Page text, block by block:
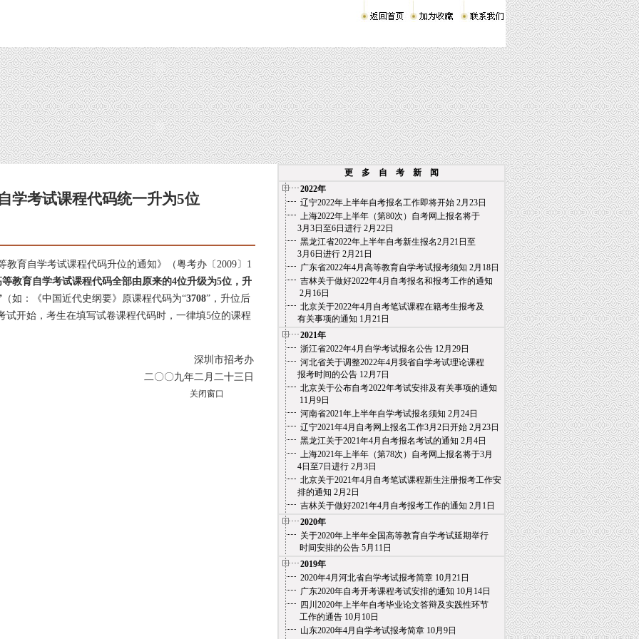
学考试课程代码统一升为5位
自学考试课程代码升位的通知》（粤考办〔2009〕1
教育自学考试课程代码全部由原来的4位升级为5位，升
（如：《中国近代史纲要》原课程代码为“3708”，升位后
试开始，考生在填写试卷课程代码时，一律填5位的课程
深圳市招考办
二〇〇九年二月二十三日
关闭窗口
更 多 自 考 新 闻
2022年
辽宁2022年上半年自考报名工作即将开始2月23日
上海2022年上半年（第80次）自考网上报名将于
3月3日至6日进行2月22日
黑龙江省2022年上半年自考新生报名2月21日至
3月6日进行 2月21日
广东省2022年4月高等教育自学考试报考须知 2月18日
吉林关于做好2022年4月自考报名和报考工作的通知
2月16日
北京关于2022年4月自考笔试课程在籍考生报考及
有关事项的通知 1月21日
2021年
浙江省2022年4月自学考试报名公告12月29日
河北省关于调整2022年4月我省自学考试理论课程
报考时间的公告12月7日
北京关于公布自考2022年考试安排及有关事项的通知
11月9日
河南省2021年上半年自学考试报名须知 2月24日
辽宁2021年4月自考网上报名工作3月2日开始2月23日
黑龙江关于2021年4月自考报名考试的通知 2月4日
上海2021年上半年（第78次）自考网上报名将于3月
4日至7日进行2月3日
北京关于2021年4月自考笔试课程新生注册报考工作安
排的通知 2月2日
吉林关于做好2021年4月自考报考工作的通知 2月1日
2020年
关于2020年上半年全国高等教育自学考试延期举行
时间安排的公告5月11日
2019年
2020年4月河北省自学考试报考简章10月21日
广东2020年自考开考课程考试安排的通知 10月14日
四川2020年上半年自考毕业论文答辩及实践性环节
工作的通告10月10日
山东2020年4月自学考试报考简章10月9日